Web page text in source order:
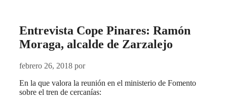
Entrevista Cope Pinares: Ramón
Moraga, alcalde de Zarzalejo
febrero 26, 2018 por
En la que valora la reunión en el ministerio de Fomento
sobre el tren de cercanías: